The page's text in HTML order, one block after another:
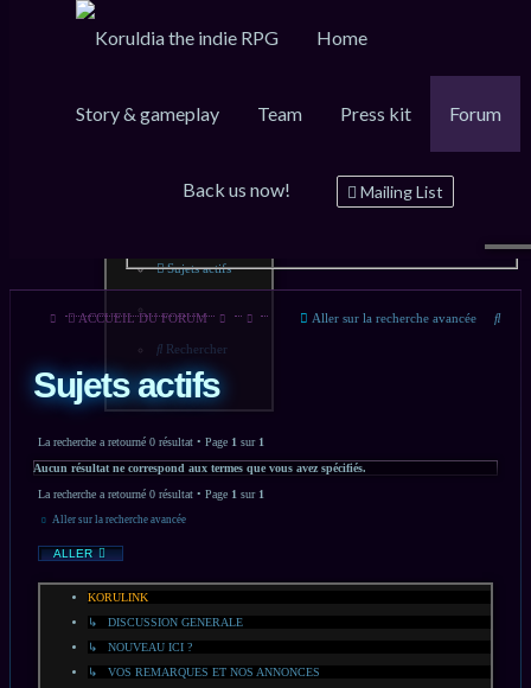
Home
Story & gameplay Team Press kit Forum
Mailing List
Back us now!
Raccourcis
Messages non lus
Sujets actifs
Rechercher
Connexion
Inscription
ACCUEIL DU FORUM Aller sur la recherche avancée
Sujets actifs
La recherche a retourné 0 résultat • Page 1 sur 1
Aucun résultat ne correspond aux termes que vous avez spécifiés.
La recherche a retourné 0 résultat • Page 1 sur 1
Aller sur la recherche avancée
ALLER
KORULINK
↳ DISCUSSION GENERALE
↳ NOUVEAU ICI ?
↳ VOS REMARQUES ET NOS ANNONCES